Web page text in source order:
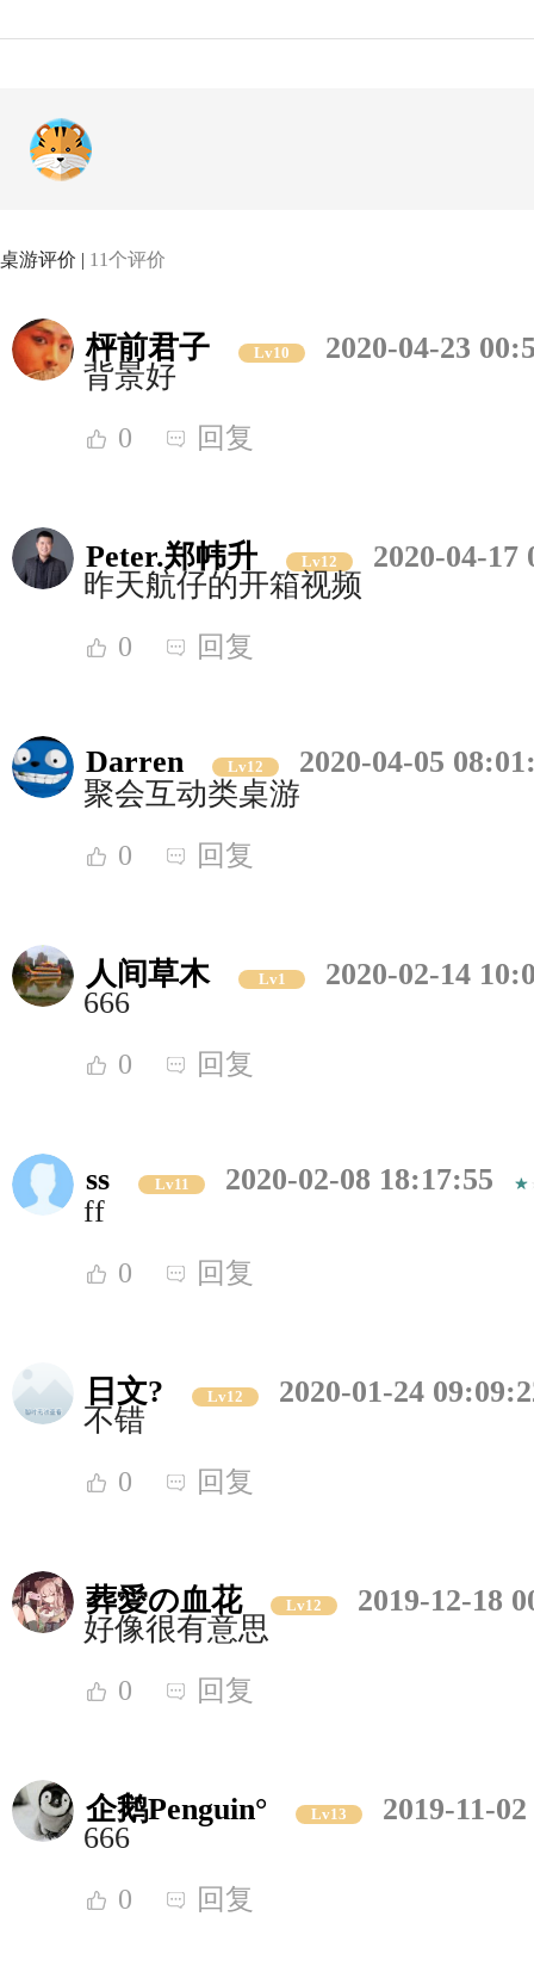
桌游评价 | 11个评价
枰前君子 Lv10
2020-04-23
背景好
0 回复
Peter.郑帏升 Lv12
2020-04-17
昨天航仔的开箱视频
0 回复
Darren Lv12
2020-04-05
聚会互动类桌游
0 回复
人间草木 Lv1
2020-02-14
666
0 回复
ss Lv11
2020-02-08 18:17:55
ff
0 回复
日文? Lv12
2020-01-24
不错
0 回复
葬愛の血花 Lv12
2019-12-18
好像很有意思
0 回复
企鹅Penguin° Lv13
2019-11-
666
0 回复